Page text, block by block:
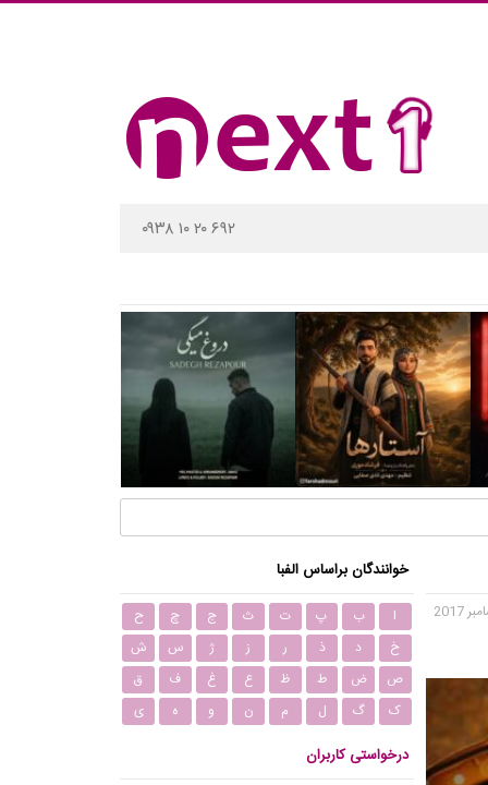
۰۹۳۸ ۱۰ ۲۰ ۶۹۲
خوانندگان براساس الفبا
ا ب پ ت ث ج چ
ح
خ
د ذ ر ز ژ س
ش
ص
ض ط ظ ع غ ف
ق
ک
گ ل م ن و ه ی
درخواستی کاربران